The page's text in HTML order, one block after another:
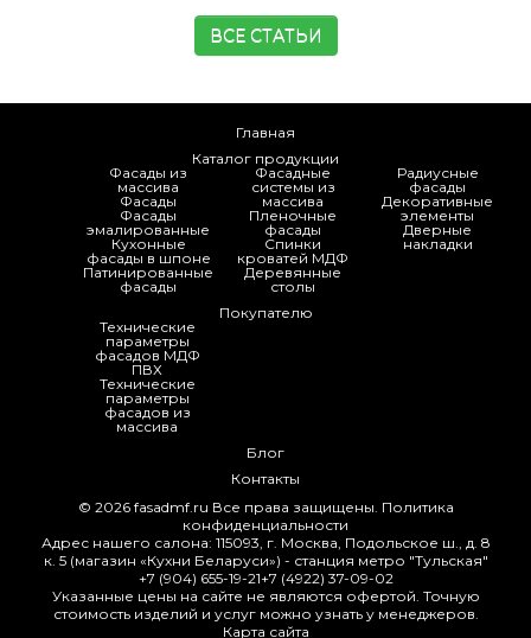
ВСЕ СТАТЬИ
Главная
Каталог продукции
Фасады из
массива
Фасады
Фасады
эмалированные
Кухонные
фасады в шпоне
Патинированные
фасады
Фасадные
системы из
массива
Пленочные
фасады
Спинки
кроватей МДФ
Деревянные
столы
Радиусные
фасады
Декоративные
элементы
Дверные
накладки
Покупателю
Технические
параметры
фасадов МДФ
ПВХ
Технические
параметры
фасадов из
массива
Блог
Контакты
© 2026 fasadmf.ru Все права защищены. Политика
конфиденциальности
Адрес нашего салона: 115093, г. Москва, Подольское ш., д. 8
к. 5 (магазин «Кухни Беларуси») - станция метро "Тульская"
+7 (904) 655-19-21+7 (4922) 37-09-02
Указанные цены на сайте не являются офертой. Точную
стоимость изделий и услуг можно узнать у менеджеров.
Карта сайта